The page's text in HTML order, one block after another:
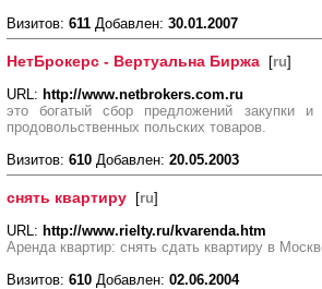
Визитов: 611 Добавлен: 30.01.2007
НетБрокерс - Вертуальнa Биржa [ru]
URL: http://www.netbrokers.com.ru
это богатый сбор предложений закупки и
продовольственных польских товаров.
Визитов: 610 Добавлен: 20.05.2003
снять квартиру [ru]
URL: http://www.rielty.ru/kvarenda.htm
Аренда квартир: снять сдать квартиру в
Визитов: 610 Добавлен: 02.06.2004